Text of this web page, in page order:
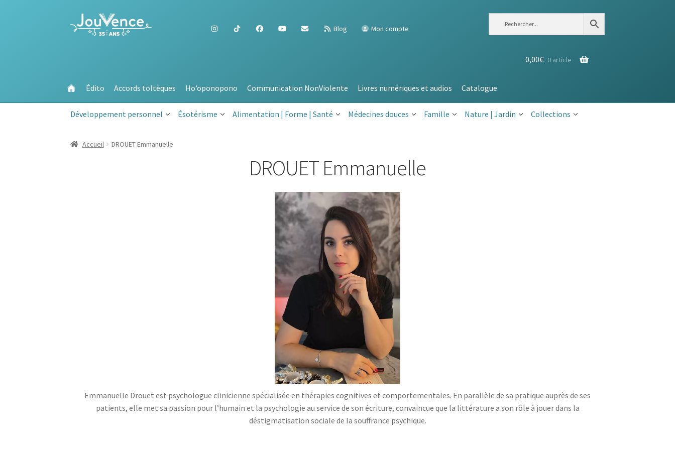
Aller
à
Aller
au
Blog Mon compte
0,00€ 0 article
Édito Accords toltèques Ho’oponopono Communication NonViolente Livres numériques et audios Catalogue
Développement personnel Ésotérisme Alimentation | Forme | Santé Médecines douces Famille Nature | Jardin Collections
Accueil DROUET Emmanuelle
DROUET Emmanuelle
Emmanuelle Drouet est psychologue clinicienne spécialisée en thérapies cognitives et comportementales. En parallèle de sa pratique auprès de ses
patients, elle met sa passion pour l’humain et la psychologie au service de son écriture, convaincue que la littérature a son rôle à jouer dans la
déstigmatisation sociale de la souffrance psychique.